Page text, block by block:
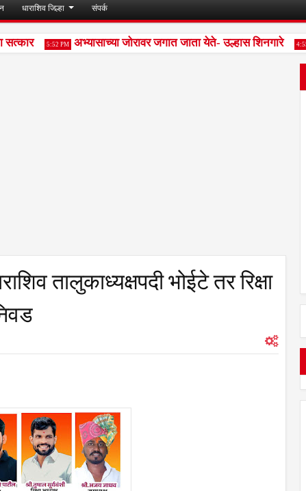
धाराशिव जिल्हा संपर्क
5:52 PM अभ्यासाच्या जोरावर जगात जाता येते- उल्हास शिनगारे 4:55 PM
तालुकाध्यक्षपदी भोईटे तर रिक्षा